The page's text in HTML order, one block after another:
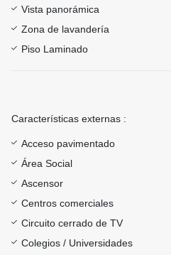
Vista panorámica
Zona de lavandería
Piso Laminado
Características externas :
Acceso pavimentado
Área Social
Ascensor
Centros comerciales
Circuito cerrado de TV
Colegios / Universidades